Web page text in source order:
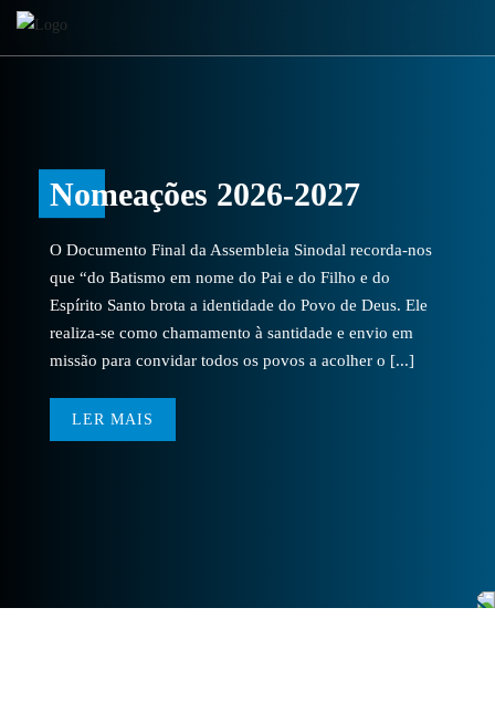
Nomeações 2026-2027
O Documento Final da Assembleia Sinodal recorda-nos
que “do Batismo em nome do Pai e do Filho e do
Espírito Santo brota a identidade do Povo de Deus. Ele
realiza-se como chamamento à santidade e envio em
missão para convidar todos os povos a acolher o [...]
LER MAIS